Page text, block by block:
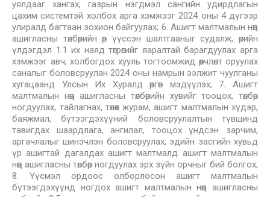
уялдааг хангах, газрын нэгдмэл сангийн удирдлагын
цахим системтэй холбох арга хэмжээг 2024 оны 4 дүгээр
улиралд багтаан зохион байгуулах; 6. Ашигт малтмалын нөөц
ашигласны төлбөрийн өр үүссэн шалтгааныг судалж, өрийн
үлдэгдэл 1.1 их наяд төгрөгийг яаралтай барагдуулах арга
хэмжээг авч, холбогдох хууль тогтоомжид өөрчлөлт оруулах
саналыг боловсруулан 2024 оны намрын ээлжит чуулганы
хугацаанд Улсын Их Хуралд өргөн мэдүүлэх; 7. Ашигт
малтмалын нөөц ашигласны төлбөрийн хувийг тооцох, төлбөр
ногдуулах, тайлагнах, төлөх журам, ашигт малтмалын хүдэр,
баяжмал, бүтээгдэхүүний боловсруулалтын түвшинд
тавигдах шаардлага, ангилал, тооцох үндсэн зарчим,
аргачлалыг шинэчлэн боловсруулах, эдийн засгийн хувьд
үр ашигтай дагалдах ашигт малтмалд ашигт малтмалын
нөөц ашигласны төлбөр ногдуулах эрх зүйн орчныг бий болгох;
8. Үүсмэл ордоос олборлосон ашигт малтмалын
бүтээгдэхүүнд ногдох ашигт малтмалын нөөц ашигласны